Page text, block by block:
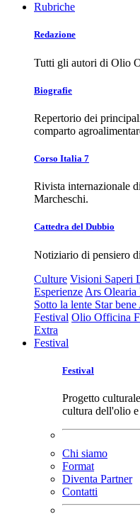
Rubriche
Redazione
Tutti gli autori di Olio
Biografie
Repertorio dei
comparto
Corso Italia 7
Rivista internazionale
Marcheschi.
Cattedra del Dubbio
Notiziario di pensiero
Culture Visioni Saperi
Esperienze Ars Olearia
Sotto la lente Star bene
Festival Olio Officina
Extra
Festival
Festival
Progetto
cultura dell'olio
Chi siamo
Format
Diventa Partner
Contatti